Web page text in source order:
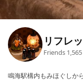
リフレ
Friends 1,565
鳴海駅構内もみほぐしか